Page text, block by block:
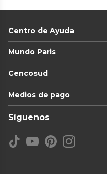
Centro de Ayuda
Mundo Paris
Cencosud
Medios de pago
Síguenos